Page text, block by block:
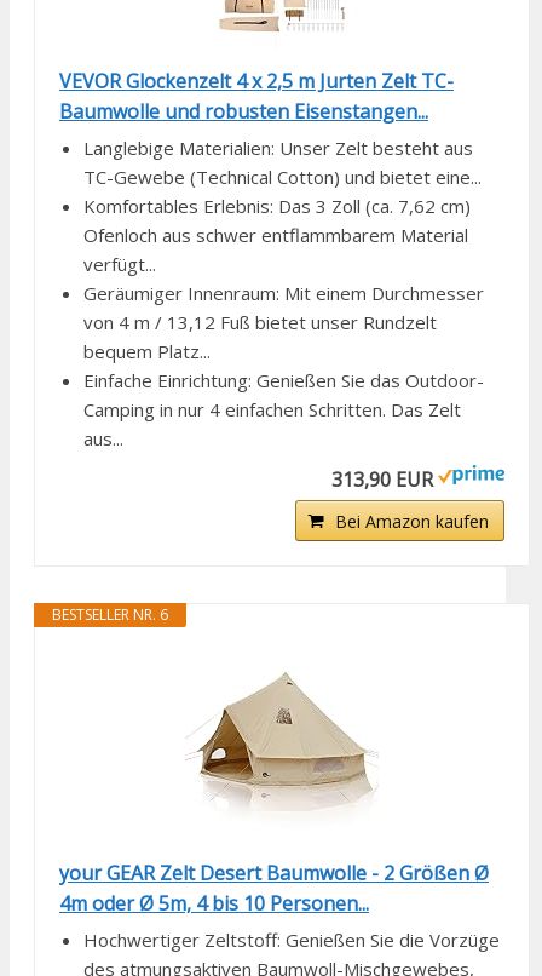
VEVOR Glockenzelt 4 x 2,5 m Jurten Zelt TC-
Baumwolle und robusten Eisenstangen...
Langlebige Materialien: Unser Zelt besteht aus
TC-Gewebe (Technical Cotton) und bietet eine...
Komfortables Erlebnis: Das 3 Zoll (ca. 7,62 cm)
Ofenloch aus schwer entflammbarem Material
verfügt...
Geräumiger Innenraum: Mit einem Durchmesser
von 4 m / 13,12 Fuß bietet unser Rundzelt
bequem Platz...
Einfache Einrichtung: Genießen Sie das Outdoor-
Camping in nur 4 einfachen Schritten. Das Zelt
aus...
313,90 EUR
Bei Amazon kaufen
BESTSELLER NR. 6
your GEAR Zelt Desert Baumwolle - 2 Größen Ø
4m oder Ø 5m, 4 bis 10 Personen...
Hochwertiger Zeltstoff: Genießen Sie die Vorzüge
des atmungsaktiven Baumwoll-Mischgewebes,